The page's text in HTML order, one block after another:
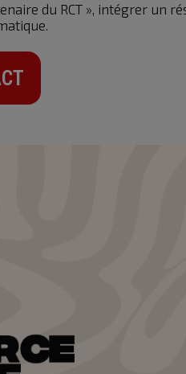
du RCT », intégrer un